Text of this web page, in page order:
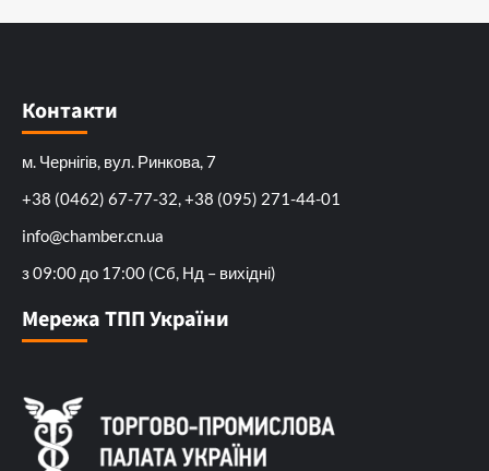
Контакти
м. Чернігів, вул. Ринкова, 7
+38 (0462) 67-77-32, +38 (095) 271-44-01
info@chamber.cn.ua
з 09:00 до 17:00 (Сб, Нд – вихідні)
Мережа ТПП України